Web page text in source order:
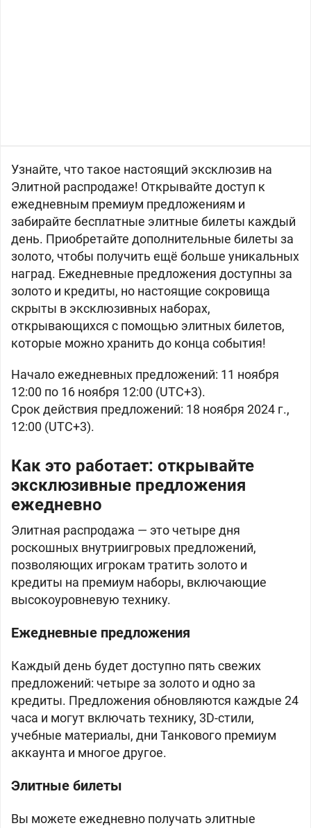
Узнайте, что такое настоящий эксклюзив на
Элитной распродаже! Открывайте доступ к
ежедневным премиум предложениям и
забирайте бесплатные элитные билеты каждый
день. Приобретайте дополнительные билеты за
золото, чтобы получить ещё больше уникальных
наград. Ежедневные предложения доступны за
золото и кредиты, но настоящие сокровища
скрыты в эксклюзивных наборах,
открывающихся с помощью элитных билетов,
которые можно хранить до конца события!
Начало ежедневных предложений: 11 ноября
12:00 по 16 ноября 12:00 (UTC+3).
Срок действия предложений: 18 ноября 2024 г.,
12:00 (UTC+3).
Как это работает: открывайте
эксклюзивные предложения
ежедневно
Элитная распродажа — это четыре дня
роскошных внутриигровых предложений,
позволяющих игрокам тратить золото и
кредиты на премиум наборы, включающие
высокоуровневую технику.
Ежедневные предложения
Каждый день будет доступно пять свежих
предложений: четыре за золото и одно за
кредиты. Предложения обновляются каждые 24
часа и могут включать технику, 3D-стили,
учебные материалы, дни Танкового премиум
аккаунта и многое другое.
Элитные билеты
Вы можете ежедневно получать элитные